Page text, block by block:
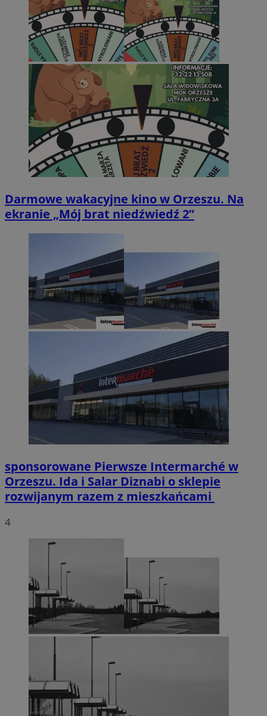
Darmowe wakacyjne kino w Orzeszu. Na
ekranie „Mój brat niedźwiedź 2”
sponsorowane Pierwsze Intermarché w
Orzeszu. Ida i Salar Diznabi o sklepie
rozwijanym razem z mieszkańcami
4